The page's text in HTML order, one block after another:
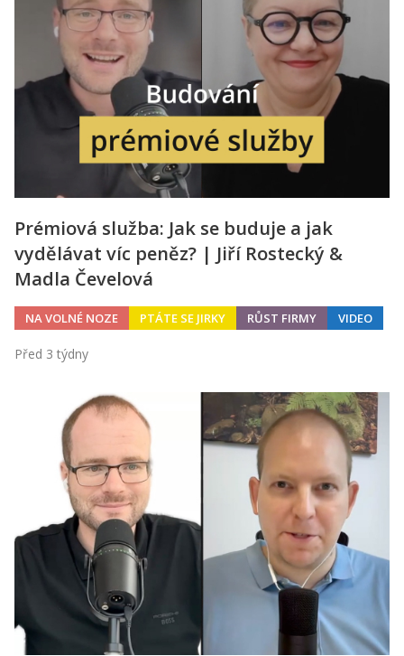
Prémiová služba: Jak se buduje a jak
vydělávat víc peněz? | Jiří Rostecký &
Madla Čevelová
NA VOLNÉ NOZE PTÁTE SE JIRKY RŮST FIRMY VIDEO
Před 3 týdny